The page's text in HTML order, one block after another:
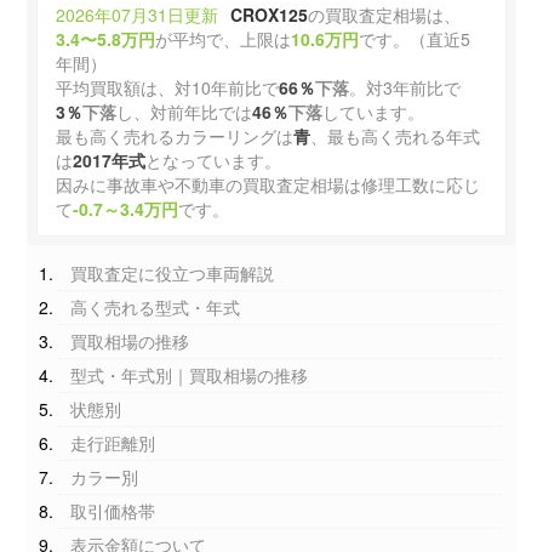
2026年07月31日更新 CROX125の買取査定相場は、
3.4〜5.8万円が平均で、上限は10.6万円です。（直近5
年間）
平均買取額は、対10年前比で66％下落。対3年前比で
3％下落し、対前年比では46％下落しています。
最も高く売れるカラーリングは青 、最も高く売れる年式
は2017年式となっています。
因みに事故車や不動車の買取査定相場は修理工数に応じ
て-0.7～3.4万円です。
買取査定に役立つ車両解説
高く売れる型式・年式
買取相場の推移
型式・年式別｜買取相場の推移
状態別
走行距離別
カラー別
取引価格帯
表示金額について